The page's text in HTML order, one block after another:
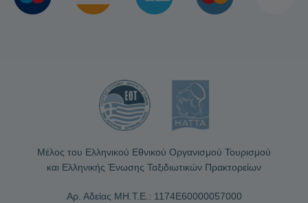
Μέλος του Ελληνικού Εθνικού Οργανισμού Τουρισμού
και Ελληνικής Ένωσης Ταξιδιωτικών Πρακτορείων
Αρ. Αδείας ΜΗ.Τ.Ε.: 1174Ε60000057000